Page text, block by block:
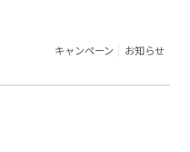
キャンペーン お知らせ